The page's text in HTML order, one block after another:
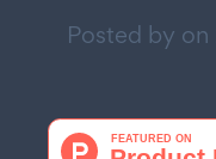
Posted by on